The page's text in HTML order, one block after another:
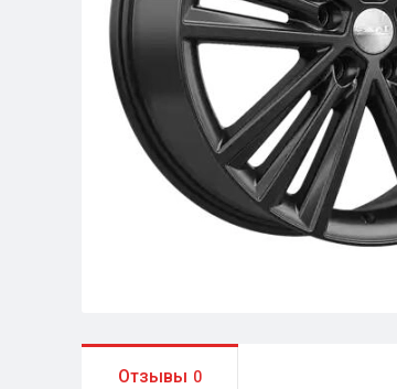
Отзывы 0